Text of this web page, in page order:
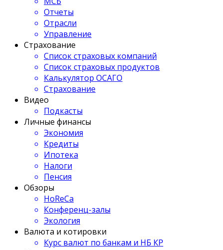
Отчеты
Отрасли
Управление
Страхование
Список страховых компаний
Список страховых продуктов
Калькулятор ОСАГО
Страхование
Видео
Подкасты
Личные финансы
Экономия
Кредиты
Ипотека
Налоги
Пенсия
Обзоры
HoReCa
Конференц-залы
Экология
Валюта и котировки
Курс валют по банкам и НБ КР